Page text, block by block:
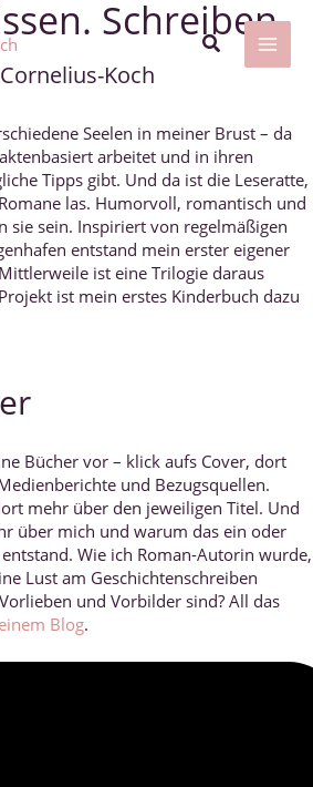
Suchen
Schreiben.
Koch
Seelen in meiner Brust – da
arbeitet und in ihren
Tipps gibt. Und da ist die Leseratte,
las. Humorvoll, romantisch und
sie sein. Inspiriert von regelmäßigen
entstand mein erster eigener
Mittlerweile ist eine Trilogie daraus
ist mein erstes Kinderbuch dazu
Bücher vor – klick aufs Cover, dort
und Bezugsquellen.
mehr über den jeweiligen Titel. Und
über mich und warum das ein oder
Wie ich Roman-Autorin wurde,
Lust am Geschichtenschreiben
und Vorbilder sind? All das
Blog.